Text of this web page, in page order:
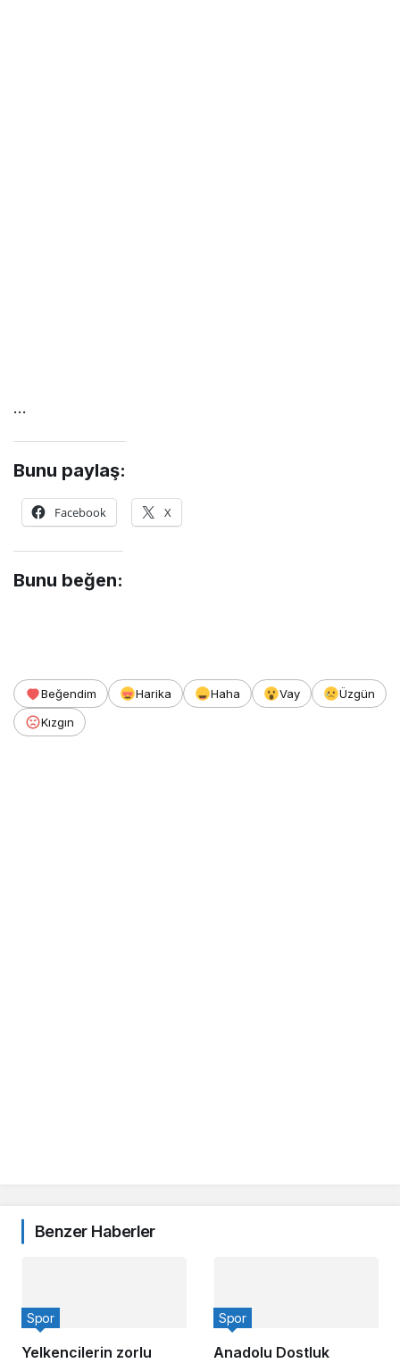
…
Bunu paylaş:
Facebook X
Bunu beğen:
Beğendim Harika Haha Vay
Üzgün
Kızgın
Benzer Haberler
Yelkencilerin zorlu
Spor
Anadolu Dostluk
Spor